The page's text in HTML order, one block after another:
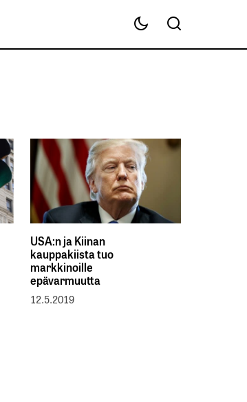
USA:n ja Kiinan
kauppakiista tuo
markkinoille
epävarmuutta
12.5.2019